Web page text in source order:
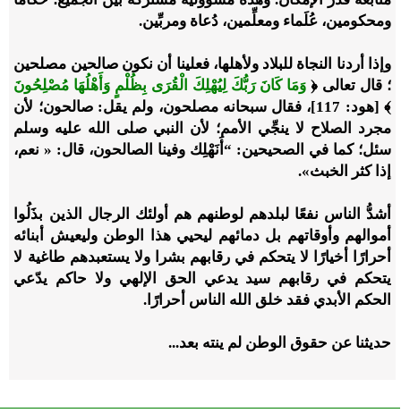
ومحكومين، عُلَماء ومعلِّمين، دُعاة ومربِّين.
وإذا أردنا النجاة للبلاد ولأهلها، فعلينا أن نكون صالحين مصلحين
؛ قال تعالى ﴿ وَمَا كَانَ رَبُّكَ لِيُهْلِكَ الْقُرَى بِظُلْمٍ وَأَهْلُهَا مُصْلِحُونَ
﴾ [هود: 117]، فقال سبحانه مصلحون، ولم يقل: صالحون؛ لأن
مجرد الصلاح لا ينجِّي الأمم؛ لأن النبي صلى الله عليه وسلم
سئل؛ كما في الصحيحين: “أَنَهْلِك وفينا الصالحون، قال: « نعم،
إذا كثر الخبث».
أشدُّ الناس نفعًا لبلدهم لوطنهم هم أولئك الرجال الذين بذَلُوا
أموالهم وأوقاتهم بل دمائهم ليحيي هذا الوطن وليعيش أبنائه
أحرارًا أخيارًا لا يتحكم في رقابهم بشرا ولا يستعبدهم طاغية لا
يتحكم في رقابهم سيد يدعي الحق الإلهي ولا حاكم يدّعي
الحكم الأبدي فقد خلق الله الناس أحرارًا.
حديثنا عن حقوق الوطن لم ينته بعد...